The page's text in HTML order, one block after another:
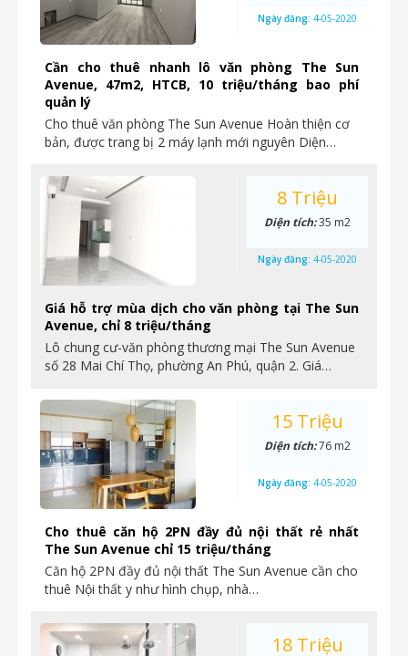
Cần cho thuê nhanh lô văn phòng The Sun
Avenue, 47m2, HTCB, 10 triệu/tháng bao phí
quản lý
Cho thuê văn phòng The Sun Avenue Hoàn thiện cơ
bản, được trang bị 2 máy lạnh mới nguyên Diện…
Ngày đăng: 4-05-2020
Giá hỗ trợ mùa dịch cho văn phòng tại The Sun
Avenue, chỉ 8 triệu/tháng
Lô chung cư-văn phòng thương mại The Sun Avenue
số 28 Mai Chí Thọ, phường An Phú, quận 2. Giá…
8 Triệu
Diện tích:35 m2
Ngày đăng: 4-05-2020
Cho thuê căn hộ 2PN đầy đủ nội thất rẻ nhất
The Sun Avenue chỉ 15 triệu/tháng
Căn hộ 2PN đầy đủ nội thất The Sun Avenue cần cho
thuê Nội thất y như hình chụp, nhà…
15 Triệu
Diện tích:76 m2
Ngày đăng: 4-05-2020
18 Triệu